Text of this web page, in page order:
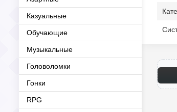
Казуальные
Обучающие
Музыкальные
Головоломки
Гонки
RPG